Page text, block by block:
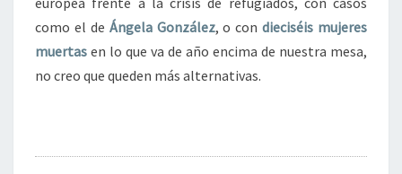
como el de Ángela González, o condieciséis mujeres
muertas en lo que va de año encima de nuestra mesa,
no creo que queden más alternativas.